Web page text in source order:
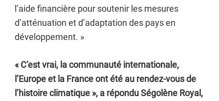
l’aide financière pour soutenir les mesures
d’atténuation et d’adaptation des pays en
développement. »
« C’est vrai, la communauté internationale,
l’Europe et la France ont été au rendez-vous de
l’histoire climatique », a répondu Ségolène Royal,